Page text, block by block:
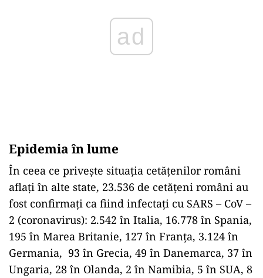
ad
Epidemia în lume
În ceea ce privește situația cetățenilor români
aflați în alte state, 23.536 de cetățeni români au
fost confirmați ca fiind infectați cu SARS – CoV –
2 (coronavirus): 2.542 în Italia, 16.778 în Spania,
195 în Marea Britanie, 127 în Franța, 3.124 în
Germania, 93 în Grecia, 49 în Danemarca, 37 în
Ungaria, 28 în Olanda, 2 în Namibia, 5 în SUA, 8